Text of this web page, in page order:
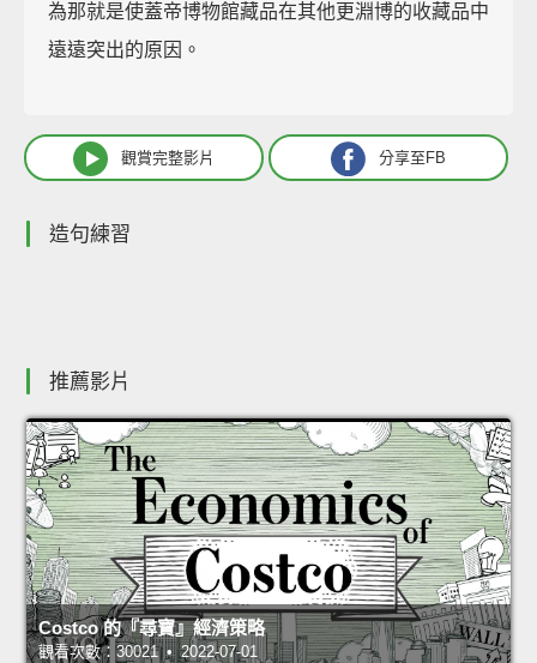
為那就是使蓋帝博物館藏品在其他更淵博的收藏品中
遠遠突出的原因。
觀賞完整影片 分享至FB
造句練習
推薦影片
Costco 的『尋寶』經濟策略
觀看次數：30021 • 2022-07-01